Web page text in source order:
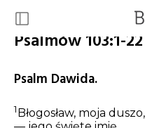
Psalmów 103:1-
Psalm Dawida.
1Błogosław, moja